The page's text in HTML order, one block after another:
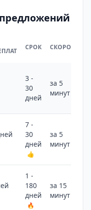
СРОК СКОРОСТЬ
3 -
30
дней
за 5
минут
7 -
30
дней
👍
за 5
минут
1 -
180
дней
🔥
за 15
минут